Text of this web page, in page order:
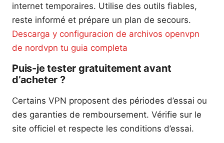
internet temporaires. Utilise des outils fiables,
reste informé et prépare un plan de secours.
Descarga y configuracion de archivos openvpn
de nordvpn tu guia completa
Puis-je tester gratuitement avant
d’acheter ?
Certains VPN proposent des périodes d’essai ou
des garanties de remboursement. Vérifie sur le
site officiel et respecte les conditions d’essai.